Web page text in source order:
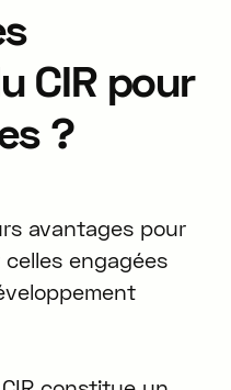
CIR pour
?
avantages pour
engagées